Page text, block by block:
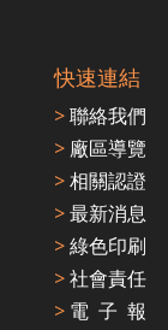
快速連結
>聯絡我們
> 廠區導覽
>相關認證
>最新消息
>綠色印刷
>社會責任
> 電 子 報